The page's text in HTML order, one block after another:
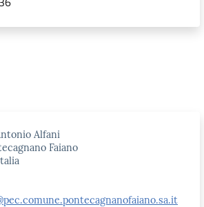
Alfani
Faiano